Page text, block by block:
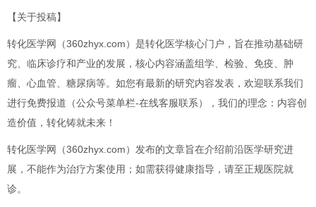
【关于投稿】
转化医学网（360zhyx.com）是转化医学核心门户，旨在推动基础研
究、临床诊疗和产业的发展，核心内容涵盖组学、检验、免疫、肿
瘤、心血管、糖尿病等。如您有最新的研究内容发表，欢迎联系我们
进行免费报道（公众号菜单栏-在线客服联系），我们的理念：内容创
造价值，转化铸就未来！
转化医学网（360zhyx.com）发布的文章旨在介绍前沿医学研究进
展，不能作为治疗方案使用；如需获得健康指导，请至正规医院就
诊。